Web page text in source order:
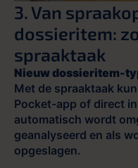
3. Van
dossieritem:
spraaktaak
Nieuw dossieritem-
Met de spraaktaak
Pocket-app of direct
automatisch wordt
geanalyseerd en als
opgeslagen.